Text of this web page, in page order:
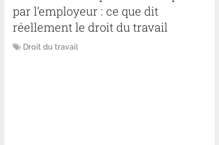
par l’employeur : ce que dit
réellement le droit du travail
Droit du travail